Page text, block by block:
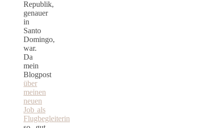
Republik,
genauer
in
Santo
Domingo,
war.
Da
mein
Blogpost
über
meinen
neuen
Job als
Flugbegleiterin